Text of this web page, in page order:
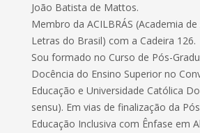
João Batista de Mattos.
Membro da ACILBRÁS (Academia
Letras do Brasil) com a Cadeira 126.
Sou formado no Curso de Pós-
Docência do Ensino Superior no
Educação e Universidade Católica
sensu). Em vias de finalização da
Educação Inclusiva com Ênfase em